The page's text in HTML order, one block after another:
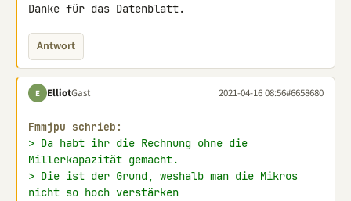
Danke für das Datenblatt.
Antwort
E ElliotGast 2021-04-16 08:56#6658680
Fmmjpu schrieb:
> Da habt ihr die Rechnung ohne die
Millerkapazität gemacht.
> Die ist der Grund, weshalb man die Mikros
nicht so hoch verstärken